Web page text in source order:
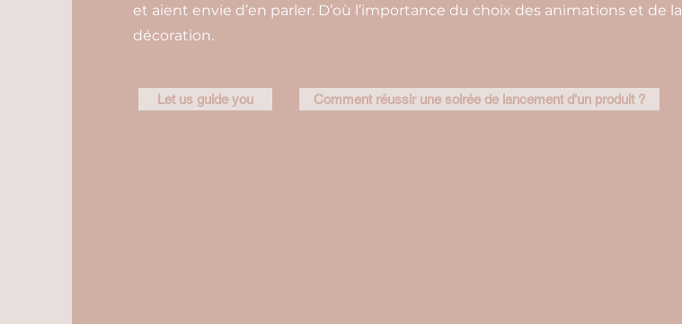
et aient envie d’en parler. D’où l’importance du choix des animations et de la
décoration.
Let us guide you Comment réussir une soirée de lancement d’un produit ?